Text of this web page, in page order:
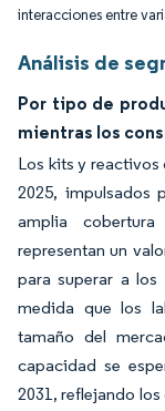
interacciones entre
Análisis de
Por tipo de
mientras los
Los kits y reactivos
2025, impulsados
amplia
representan un
para superar a los
medida que los
tamaño del
capacidad se
2031, reflejando